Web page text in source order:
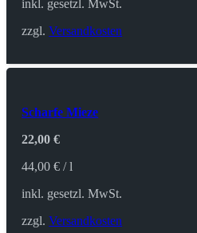
inkl. gesetzl. MwSt.
zzgl.Versandkosten
Scharfe Mieze
22,00€
44,00€ /l
inkl. gesetzl. MwSt.
zzgl.Versandkosten